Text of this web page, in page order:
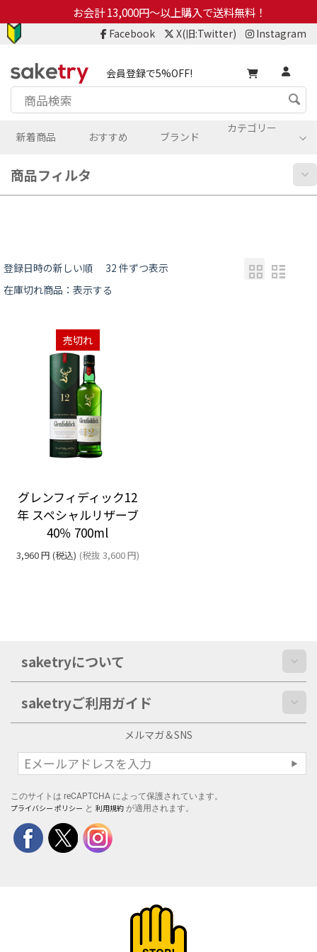
お会計 13,000円～以上購入で送料無料！
Facebook X(旧:Twitter) Instagram
会員登録で5%OFF!
カテゴリー
新着商品 おすすめ ブランド
商品フィルタ
登録日時の新しい順
32 件ずつ表示
在庫切れ商品：表示する
売切れ
グレンフィディック12
年 スペシャルリザーブ
40％ 700ml
3,960円 (税込) (税抜 3,600円)
saketryについて
saketryご利用ガイド
メルマガ＆SNS
このサイトは reCAPTCHA によって保護されています。
プライバシー ポリシー と 利用規約 が適用されます。